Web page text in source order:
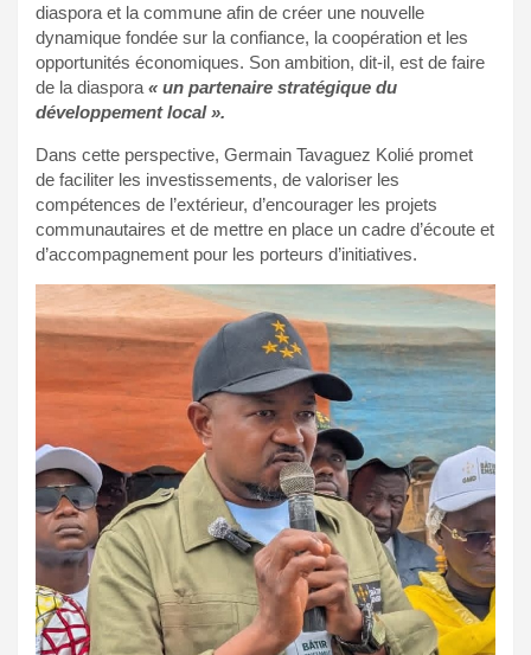
diaspora et la commune afin de créer une nouvelle
dynamique fondée sur la confiance, la coopération et les
opportunités économiques. Son ambition, dit-il, est de faire
de la diaspora « un partenaire stratégique du
développement local ».
Dans cette perspective, Germain Tavaguez Kolié promet
de faciliter les investissements, de valoriser les
compétences de l’extérieur, d’encourager les projets
communautaires et de mettre en place un cadre d’écoute et
d’accompagnement pour les porteurs d’initiatives.